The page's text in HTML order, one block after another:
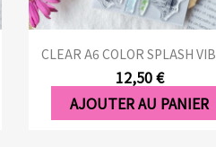
CLEAR A6 COLOR SPLASH
12,50 €
AJOUTER AU PANIER
Aperçu rapide